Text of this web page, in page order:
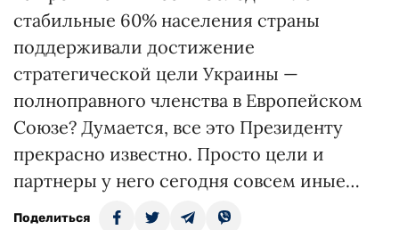
стабильные 60% населения страны
поддерживали достижение
стратегической цели Украины —
полноправного членства в Европейском
Союзе? Думается, все это Президенту
прекрасно известно. Просто цели и
партнеры у него сегодня совсем иные…
Поделиться